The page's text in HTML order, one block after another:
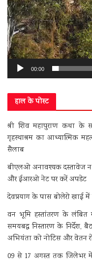
00:00
हाल के पोस्ट
श्री शिव महापुराण कथा के
गृहस्थाश्रम का आध्यात्मिक
सैलाब
बीएलओ अनावश्यक दस्तावेज
और ईआरओ नेट पर करें अपडेट
देवप्रयाग के पास बोलेरो खाई
वन भूमि हस्तांतरण के लंबित
समयबद्ध निस्तारण के निर्देश,
अभियंता को नोटिस और
09 से 17 अगस्त तक जिलेभर में